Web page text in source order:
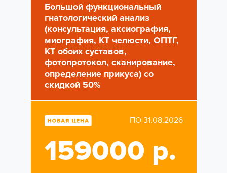
Большой функциональный
гнатологический анализ
(консультация, аксиография,
миография, КТ челюсти, ОПТГ,
КТ обоих суставов,
фотопротокол, сканирование,
определение прикуса) со
скидкой 50%
ПО 31.08.2026
159000 р.